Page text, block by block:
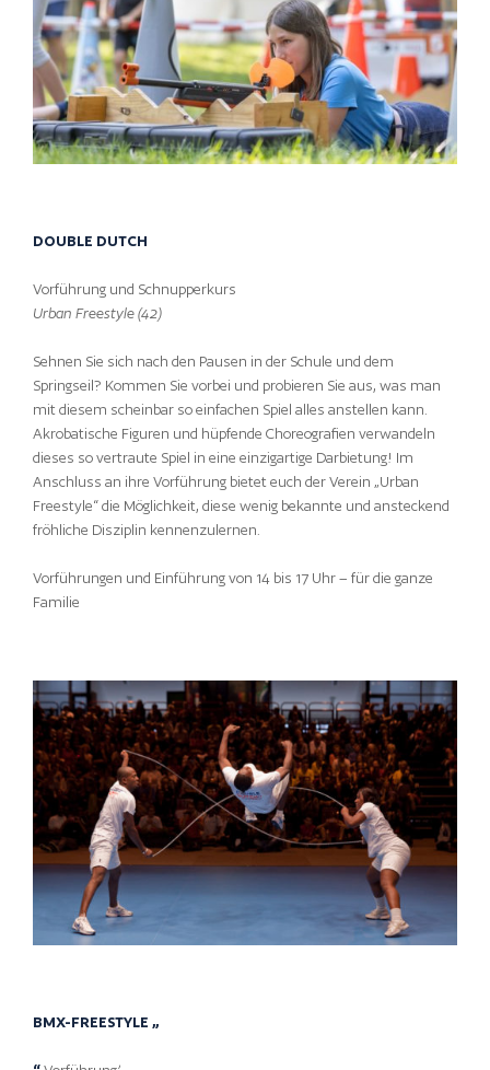
DOUBLE DUTCH
Vorführung und Schnupperkurs
Urban Freestyle (42)
Sehnen Sie sich nach den Pausen in der Schule und dem
Springseil? Kommen Sie vorbei und probieren Sie aus, was man
mit diesem scheinbar so einfachen Spiel alles anstellen kann.
Akrobatische Figuren und hüpfende Choreografien verwandeln
dieses so vertraute Spiel in eine einzigartige Darbietung! Im
Anschluss an ihre Vorführung bietet euch der Verein „Urban
Freestyle“ die Möglichkeit, diese wenig bekannte und ansteckend
fröhliche Disziplin kennenzulernen.
Vorführungen und Einführung von 14 bis 17 Uhr – für die ganze
Familie
BMX-FREESTYLE „